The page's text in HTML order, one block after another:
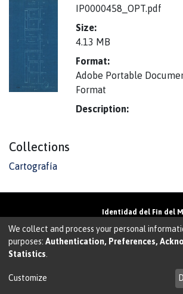
IP0000458_OPT.pdf
Size:
4.13 MB
Format:
Adobe Portable
Format
Description:
Collections
Cartografía
Identidad del Fin del
01855 • Punta Arenas •
Teléfono:+56 61 207135•
We collect and process your personal
purposes: Authentication, Preferences,
Statistics
Customize